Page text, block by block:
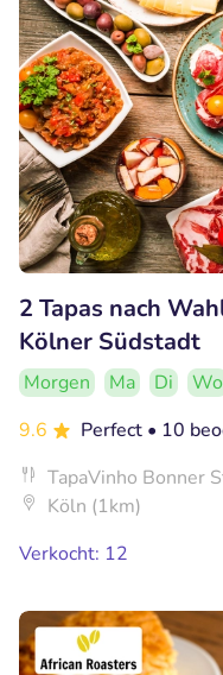
2 Tapas nach
Kölner Südstadt
Morgen Ma Di Wo
9.6
Perfect • 10
TapaVinho Bonner
Köln (1km)
Verkocht: 12